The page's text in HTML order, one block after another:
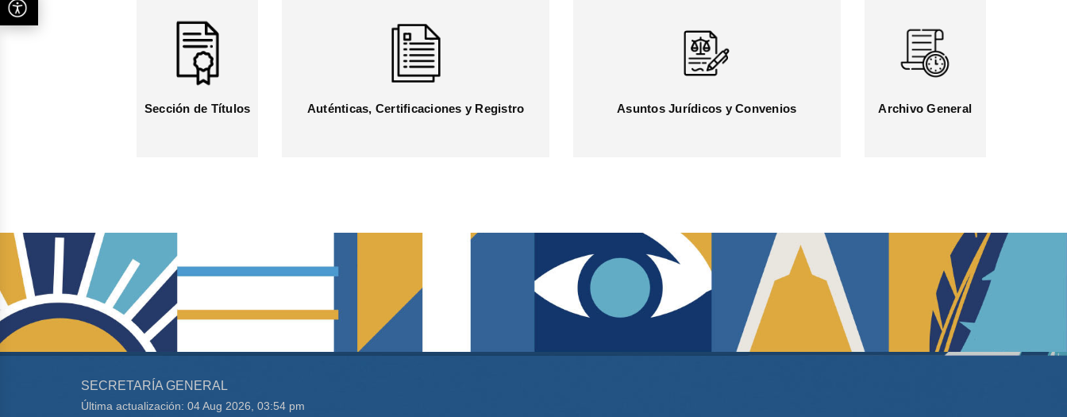
Sección de Títulos Auténticas, Certificaciones y Registro Asuntos Jurídicos y Convenios Archivo General
SECRETARÍA GENERAL
Última actualización: 04 Aug 2026, 03:54 pm